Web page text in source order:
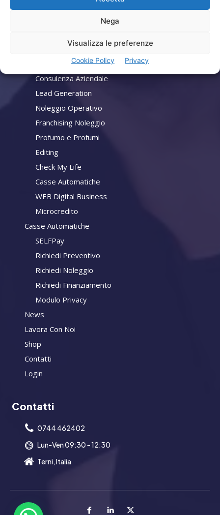
Nega
Visualizza le preferenze
Cookie Policy Privacy
Consulenza Aziendale
Lead Generation
Noleggio Operativo
Franchising Noleggio
Profumo e Profumi
Editing
Check My Life
Casse Automatiche
WEB Digital Business
Microcredito
Casse Automatiche
SELFPay
Richiedi Preventivo
Richiedi Noleggio
Richiedi Finanziamento
Modulo Privacy
News
Lavora Con Noi
Shop
Contatti
Login
Contatti
0744 462402
Lun-Ven 09:30 - 12:30
Terni, Italia